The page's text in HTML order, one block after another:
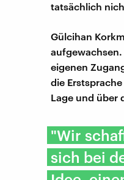
tatsächlich
Gülcihan
eigenen
die
Lage und über
"Wir
sich bei